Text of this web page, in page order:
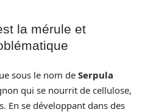
la mérule et
sous le nom de Serpula
qui se nourrit de cellulose,
En se développant dans des